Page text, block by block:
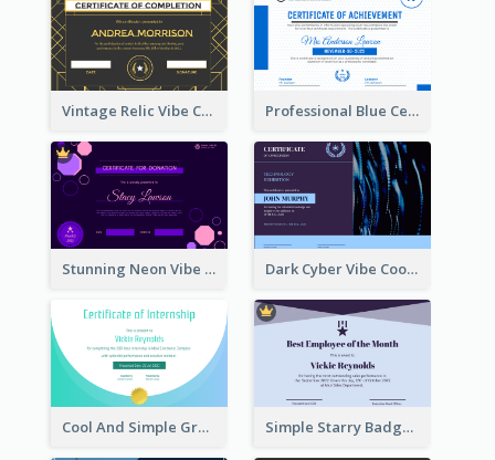
Vintage Relic Vibe Certificate Design Template Professional Blue Certificate Design Template Idea
Stunning Neon Vibe Hexagonal Certificate Design Dark Cyber Vibe Cool Certificate Design
Cool And Simple Gradient Refreshing Certificate Design Simple Starry Badge Modern Certificate Design